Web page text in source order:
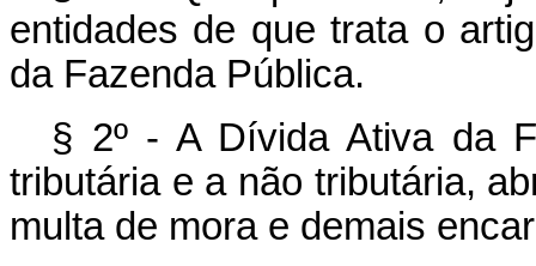
entidades de que trata o
da Fazenda Pública.
§ 2º - A Dívida Ativa da
tributária e a não tributária,
multa de mora e demais